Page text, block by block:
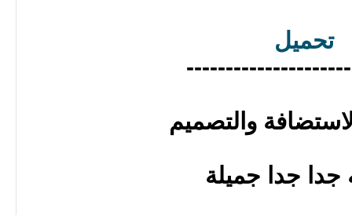
تحميل
والتصميم
جدا جدا جميلة